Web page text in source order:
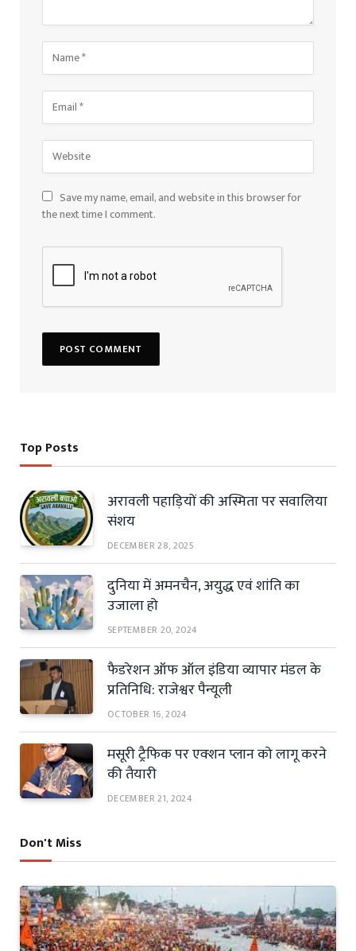
Save my name, email, and website in this browser for
the next time I comment.
Top Posts
अरावली पहाड़ियों की अस्मिता पर सवालिया
संशय
DECEMBER 28, 2025
दुनिया में अमनचैन, अयुद्ध एवं शांति का
उजाला हो
SEPTEMBER 20, 2024
फैडरेशन ऑफ ऑल इंडिया व्यापार मंडल के
प्रतिनिधि: राजेश्वर पैन्यूली
OCTOBER 16, 2024
मसूरी ट्रैफिक पर एक्शन प्लान को लागू करने
की तैयारी
DECEMBER 21, 2024
Don't Miss